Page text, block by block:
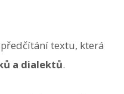
předčítání textu, která
a dialektů.